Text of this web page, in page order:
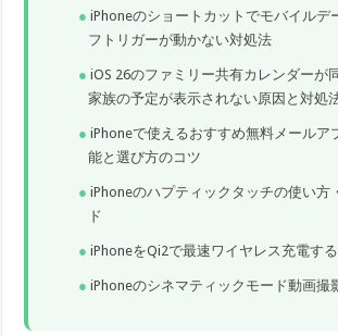
iPhoneのショートカットでモバイルデ
フトリガーが動かない対処法
iOS 26のファミリー共有カレンダーが
家族の予定が表示されない原因と対処
iPhoneで使えるおすすめ無料メールア
能と選び方のコツ
iPhoneのハプティックタッチの使い方
ド
iPhoneをQi2で最速ワイヤレス充電す
iPhoneのシネマティックモード動画撮